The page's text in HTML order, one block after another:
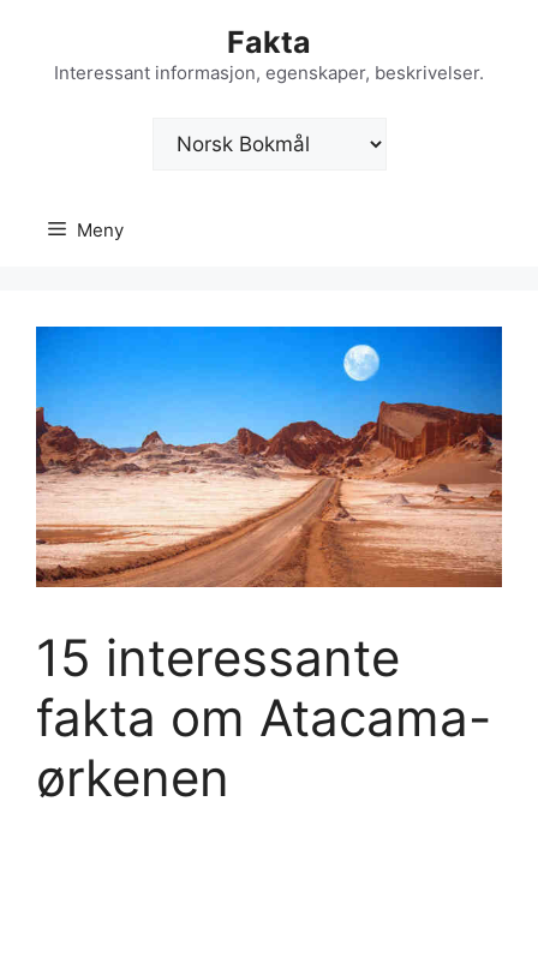
innhold
Fakta
Interessant informasjon, egenskaper, beskrivelser.
Velg
Meny
15 interessante
fakta om Atacama-
ørkenen